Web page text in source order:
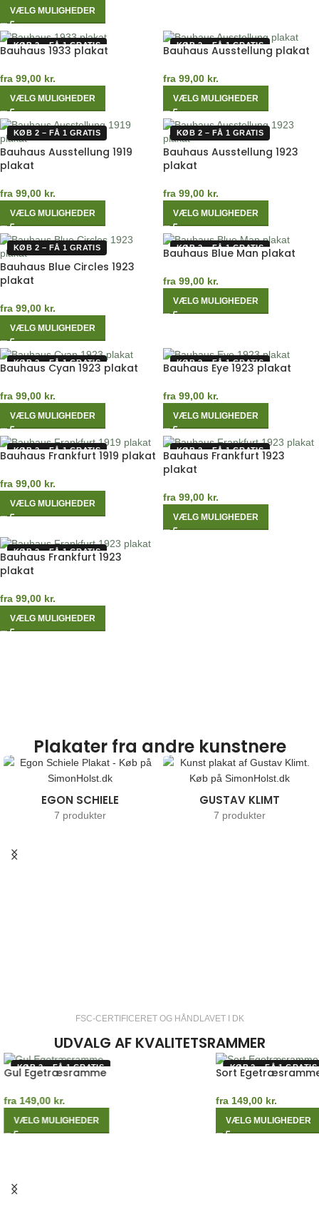
VÆLG MULIGHEDER
KØB 2 – FÅ 1 GRATIS
Bauhaus 1933 plakat
fra 99,00 kr.
VÆLG MULIGHEDER
KØB 2 – FÅ 1 GRATIS
Bauhaus Ausstellung plakat
fra 99,00 kr.
VÆLG MULIGHEDER
KØB 2 – FÅ 1 GRATIS
Bauhaus Ausstellung 1919
plakat
fra 99,00 kr.
VÆLG MULIGHEDER
KØB 2 – FÅ 1 GRATIS
Bauhaus Ausstellung 1923
plakat
fra 99,00 kr.
VÆLG MULIGHEDER
KØB 2 – FÅ 1 GRATIS
Bauhaus Blue Circles 1923
plakat
fra 99,00 kr.
VÆLG MULIGHEDER
KØB 2 – FÅ 1 GRATIS
Bauhaus Blue Man plakat
fra 99,00 kr.
VÆLG MULIGHEDER
KØB 2 – FÅ 1 GRATIS
Bauhaus Cyan 1923 plakat
fra 99,00 kr.
VÆLG MULIGHEDER
KØB 2 – FÅ 1 GRATIS
Bauhaus Eye 1923 plakat
fra 99,00 kr.
VÆLG MULIGHEDER
KØB 2 – FÅ 1 GRATIS
Bauhaus Frankfurt 1919 plakat
fra 99,00 kr.
VÆLG MULIGHEDER
KØB 2 – FÅ 1 GRATIS
Bauhaus Frankfurt 1923
plakat
fra 99,00 kr.
VÆLG MULIGHEDER
KØB 2 – FÅ 1 GRATIS
Bauhaus Frankfurt 1923
plakat
fra 99,00 kr.
VÆLG MULIGHEDER
Plakater fra andre kunstnere
EGON SCHIELE
7 produkter
GUSTAV KLIMT
7 produkter
FSC-CERTIFICERET OG HÅNDLAVET I DK
UDVALG AF KVALITETSRAMMER
KØB 2 – FÅ 1 GRATIS
Gul Egetræsramme
fra 149,00 kr.
VÆLG MULIGHEDER
KØB 2 – FÅ 1 GRATIS
Sort
fra 149,00 kr.
VÆLG MULIGHEDER